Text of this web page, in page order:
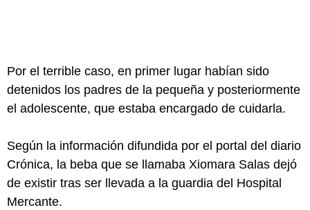
Por el terrible caso, en primer lugar habían sido
detenidos los padres de la pequeña y posteriormente
el adolescente, que estaba encargado de cuidarla.
Según la información difundida por el portal del diario
Crónica, la beba que se llamaba Xiomara Salas dejó
de existir tras ser llevada a la guardia del Hospital
Mercante.